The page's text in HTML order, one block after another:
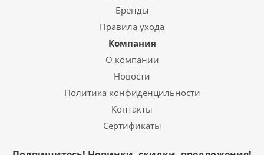
Бренды
Правила ухода
Компания
О компании
Новости
Политика конфиденцильности
Контакты
Сертификаты